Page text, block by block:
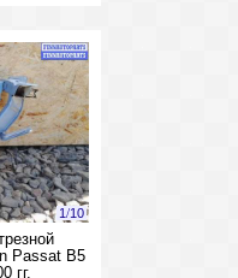
1/10
Passat B5
гг.